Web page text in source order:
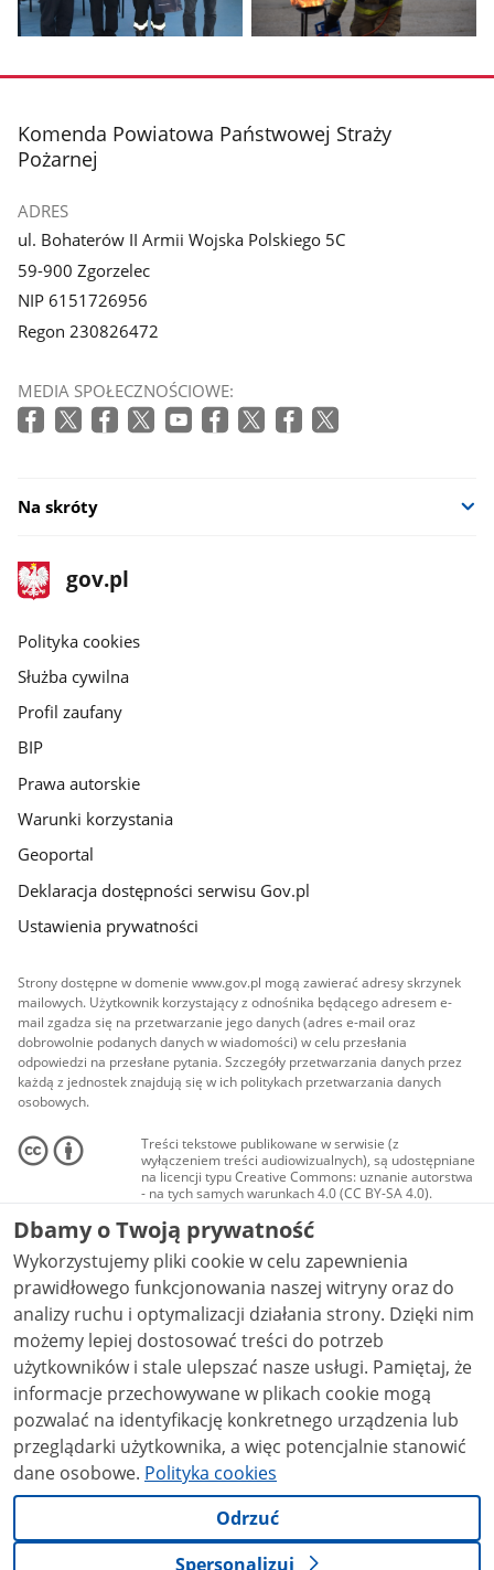
zdjęcie
galerii.
zdjęcie
z
galerii.
stopka
Komenda Powiatowa Państwowej Straży
Pożarnej
ADRES
ul. Bohaterów II Armii Wojska Polskiego 5C
59-900 Zgorzelec
NIP 6151726956
Regon 230826472
MEDIA SPOŁECZNOŚCIOWE:
Na skróty
stopka
gov.pl
Strona
gov.pl
gov.pl
Polityka cookies
Służba cywilna
Profil zaufany
BIP
Prawa autorskie
Warunki korzystania
Geoportal
Deklaracja dostępności serwisu Gov.pl
Ustawienia prywatności
Strony dostępne w domenie www.gov.pl mogą zawierać adresy skrzynek
mailowych. Użytkownik korzystający z odnośnika będącego adresem e-
mail zgadza się na przetwarzanie jego danych (adres e-mail oraz
dobrowolnie podanych danych w wiadomości) w celu przesłania
odpowiedzi na przesłane pytania. Szczegóły przetwarzania danych przez
każdą z jednostek znajdują się w ich politykach przetwarzania danych
osobowych.
Treści tekstowe publikowane w serwisie (z
wyłączeniem treści audiowizualnych), są udostępniane
na licencji typu Creative Commons: uznanie autorstwa
- na tych samych warunkach 4.0 (CC BY-SA 4.0).
Materiały audiowizualne, w tym zdjęcia, materiały
audio i wideo, są udostępniane na licencji typu
Creative Commons: uznanie autorstwa użycie
niekomercyjne - bez utworów zależnych 4.0 (CC BY-
NC-ND 4.0), o ile nie jest to stwierdzone inaczej.
Dbamy o Twoją prywatność
Wykorzystujemy pliki cookie w celu zapewnienia
prawidłowego funkcjonowania naszej witryny oraz do
analizy ruchu i optymalizacji działania strony. Dzięki nim
możemy lepiej dostosować treści do potrzeb
użytkowników i stale ulepszać nasze usługi. Pamiętaj, że
informacje przechowywane w plikach cookie mogą
pozwalać na identyfikację konkretnego urządzenia lub
przeglądarki użytkownika, a więc potencjalnie stanowić
dane osobowe. Polityka cookies
Odrzuć
Spersonalizuj